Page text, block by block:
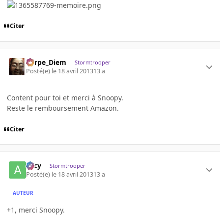
Citer
Carpe_Diem Stormtrooper
Posté(e) le 18 avril 201313 a
Content pour toi et merci à Snoopy.
Reste le remboursement Amazon.
Citer
Arcy Stormtrooper
Posté(e) le 18 avril 201313 a
AUTEUR
+1, merci Snoopy.